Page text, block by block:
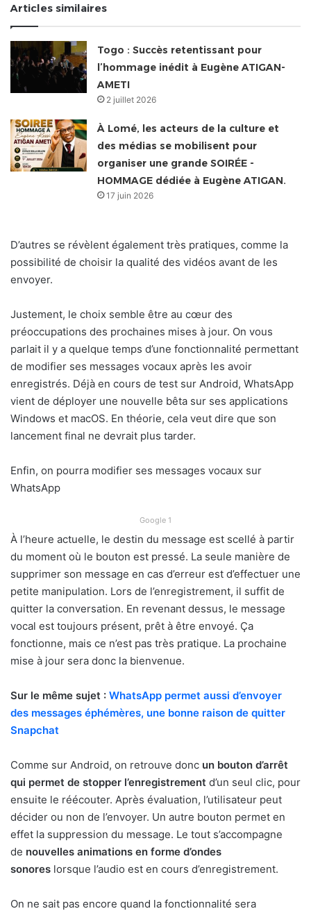
Articles similaires
Togo : Succès retentissant pour
l’hommage inédit à Eugène ATIGAN-
AMETI
2 juillet 2026
À Lomé, les acteurs de la culture et
des médias se mobilisent pour
organiser une grande SOIRÉE -
HOMMAGE dédiée à Eugène ATIGAN.
17 juin 2026
D’autres se révèlent également très pratiques, comme la
possibilité de choisir la qualité des vidéos avant de les
envoyer.
Justement, le choix semble être au cœur des
préoccupations des prochaines mises à jour. On vous
parlait il y a quelque temps d’une fonctionnalité permettant
de modifier ses messages vocaux après les avoir
enregistrés. Déjà en cours de test sur Android, WhatsApp
vient de déployer une nouvelle bêta sur ses applications
Windows et macOS. En théorie, cela veut dire que son
lancement final ne devrait plus tarder.
Enfin, on pourra modifier ses messages vocaux sur
WhatsApp
Google 1
À l’heure actuelle, le destin du message est scellé à partir
du moment où le bouton est pressé. La seule manière de
supprimer son message en cas d’erreur est d’effectuer une
petite manipulation. Lors de l’enregistrement, il suffit de
quitter la conversation. En revenant dessus, le message
vocal est toujours présent, prêt à être envoyé. Ça
fonctionne, mais ce n’est pas très pratique. La prochaine
mise à jour sera donc la bienvenue.
Sur le même sujet : WhatsApp permet aussi d’envoyer
des messages éphémères, une bonne raison de quitter
Snapchat
Comme sur Android, on retrouve donc un bouton d’arrêt
qui permet de stopper l’enregistrement d’un seul clic, pour
ensuite le réécouter. Après évaluation, l’utilisateur peut
décider ou non de l’envoyer. Un autre bouton permet en
effet la suppression du message. Le tout s’accompagne
de nouvelles animations en forme d’ondes
sonores lorsque l’audio est en cours d’enregistrement.
On ne sait pas encore quand la fonctionnalité sera